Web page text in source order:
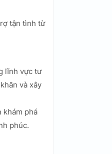
tận tình từ
lĩnh vực tư
và xây
khám phá
phúc.